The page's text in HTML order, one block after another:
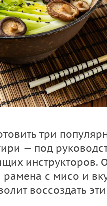
три
— под
инструкторов.
рамена с мисо и
воссоздать